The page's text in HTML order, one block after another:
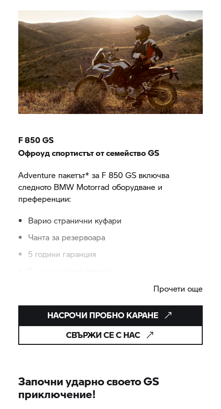
F 850 GS
Офроуд спортистът от семейство GS
Adventure пакетът* за F 850 GS включва
следното BMW Motorrad оборудване и
преференции:
Варио странични куфари
Чанта за резервоара
5 години гаранция
Започнете нещо ново, сега, от 292 лв./ месец**
Прочети още
НАСРОЧИ ПРОБНО КАРАНЕ
СВЪРЖИ СЕ С НАС
Започни ударно своето GS
приключение!